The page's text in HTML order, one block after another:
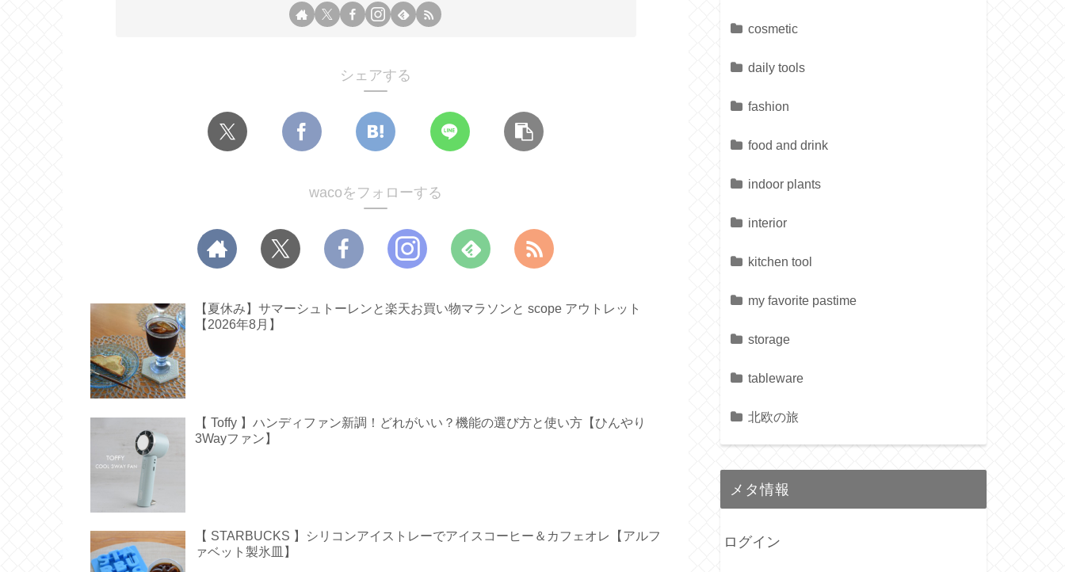
シェアする
wacoをフォローする
【夏休み】サマーシュトーレンと楽天お買い物マラソンと scope アウトレット
【2026年8月】
【 Toffy 】ハンディファン新調！どれがいい？機能の選び方と使い方【ひんやり
3Wayファン】
【 STARBUCKS 】シリコンアイストレーでアイスコーヒー＆カフェオレ【アルフ
ァベット製氷皿】
cosmetic
daily tools
fashion
food and drink
indoor plants
interior
kitchen tool
my favorite pastime
storage
tableware
北欧の旅
メタ情報
ログイン